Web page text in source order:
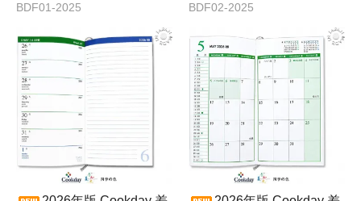
BDF01-2025 BDF02-2025